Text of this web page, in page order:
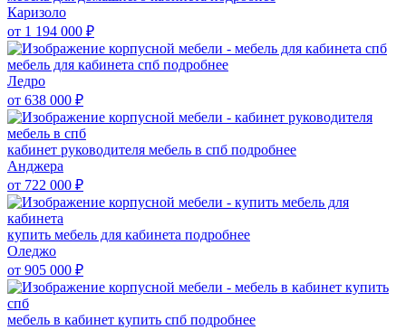
Каризоло
от 1 194 000 ₽
мебель для кабинета спб подробнее
Ледро
от 638 000 ₽
кабинет руководителя мебель в спб подробнее
Анджера
от 722 000 ₽
купить мебель для кабинета подробнее
Оледжо
от 905 000 ₽
мебель в кабинет купить спб подробнее